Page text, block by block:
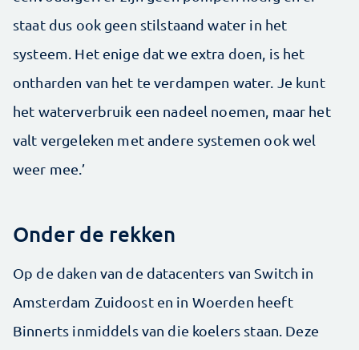
staat dus ook geen stilstaand water in het
systeem. Het enige dat we extra doen, is het
ontharden van het te verdampen water. Je kunt
het waterverbruik een nadeel noemen, maar het
valt vergeleken met andere systemen ook wel
weer mee.’
Onder de rekken
Op de daken van de datacenters van Switch in
Amsterdam Zuidoost en in Woerden heeft
Binnerts inmiddels van die koelers staan. Deze